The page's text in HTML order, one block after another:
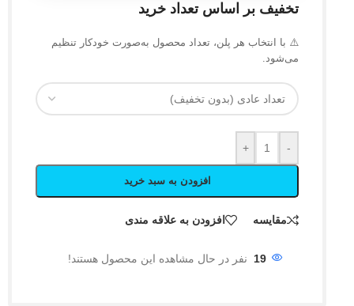
تخفیف بر اساس تعداد خرید
⚠️ با انتخاب هر پلن، تعداد محصول به‌صورت خودکار تنظیم
می‌شود.
-
+
افزودن به سبد خرید
مقایسه افزودن به علاقه مندی
19 نفر در حال مشاهده این محصول هستند!